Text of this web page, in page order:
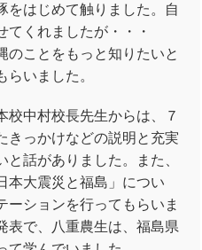
をはじめて触りました。自
てくれましたが・・・
のことをもっと知りたいと
いました。
中村校長先生からは、７
きっかけなどの説明と充実
と話がありました。また、
本大震災と福島」につい
ーションを行ってもらいま
表で、八重農生は、福島県